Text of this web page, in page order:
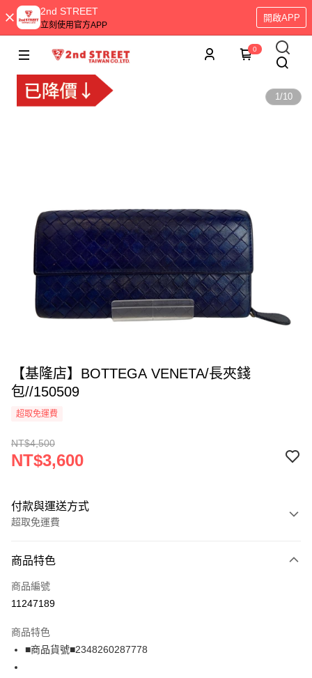
2nd STREET
立刻使用官方APP
開啟APP
0
1/10
【基隆店】BOTTEGA VENETA/長夾錢
包//150509
超取免運費
NT$4,500
NT$3,600
付款與運送方式
超取免運費
信用卡一次付款
超商取貨付款
Apple Pay
街口支付
商品特色
商品編號
11247189
商品特色
■商品貨號■2348260287778